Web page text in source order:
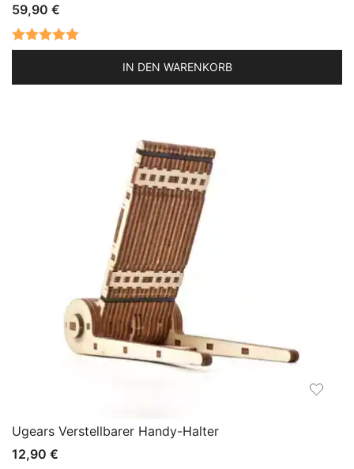
59,90 €
Bewertet mit
IN DEN WARENKORB
Ugears Verstellbarer Handy-Halter
12,90 €